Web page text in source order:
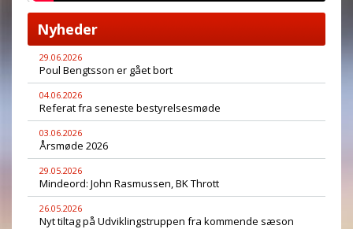
Nyheder
29.06.2026
Poul Bengtsson er gået bort
04.06.2026
Referat fra seneste bestyrelsesmøde
03.06.2026
Årsmøde 2026
29.05.2026
Mindeord: John Rasmussen, BK Thrott
26.05.2026
Nyt tiltag på Udviklingstruppen fra kommende sæson